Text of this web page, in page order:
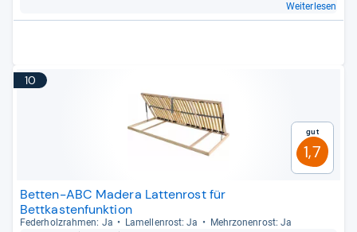
Weiterlesen
10
Gut
1,7
Betten-ABC Madera Lattenrost für
Bettkastenfunktion
Feder­holz­rah­men: Ja Lamel­len­rost: Ja
Mehr­zo­nen­rost: Ja